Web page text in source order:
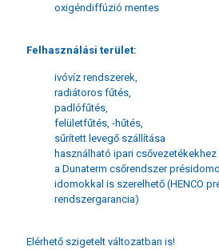
oxigéndiffúzió mentes
Felhasználási terület:
ivóvíz rendszerek,
radiátoros fűtés,
padlófűtés,
felületfűtés, -hűtés,
sűrített levegő szállítása
használható ipari csővezetékekhez
a Dunaterm csőrendszer
idomokkal is szerelhető (HENCO
rendszergarancia)
Elérhető szigetelt változatban is!